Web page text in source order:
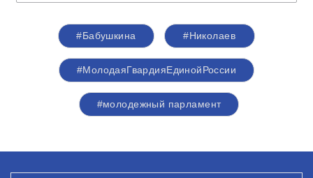
#Бабушкина #Николаев
#МолодаяГвардияЕдинойРоссии
#молодежный парламент